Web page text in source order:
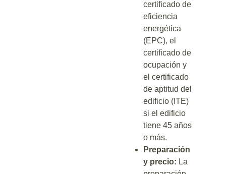
certificado de
eficiencia
energética
(EPC), el
certificado de
ocupación y
el certificado
de aptitud del
edificio (ITE)
si el edificio
tiene 45 años
o más.
Preparación
y precio: La